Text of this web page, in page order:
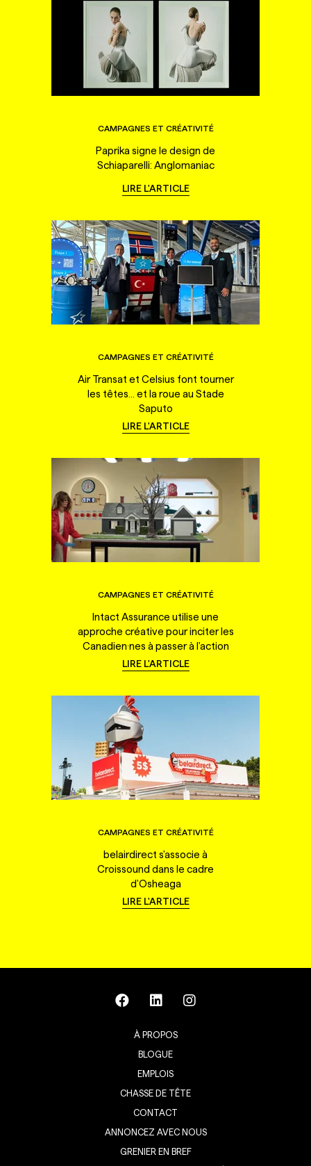
CAMPAGNES ET CRÉATIVITÉ
Paprika signe le design de
Schiaparelli: Anglomaniac
LIRE L'ARTICLE
CAMPAGNES ET CRÉATIVITÉ
Air Transat et Celsius font tourner
les têtes... et la roue au Stade
Saputo
LIRE L'ARTICLE
CAMPAGNES ET CRÉATIVITÉ
Intact Assurance utilise une
approche créative pour inciter les
Canadien·nes à passer à l'action
LIRE L'ARTICLE
CAMPAGNES ET CRÉATIVITÉ
belairdirect s'associe à
Croissound dans le cadre
d'Osheaga
LIRE L'ARTICLE
À PROPOS
BLOGUE
EMPLOIS
CHASSE DE TÊTE
CONTACT
ANNONCEZ AVEC NOUS
GRENIER EN BREF